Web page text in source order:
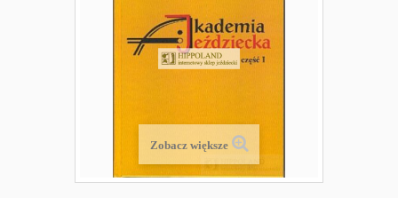
Zobacz większe